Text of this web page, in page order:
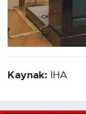
Kaynak: İHA